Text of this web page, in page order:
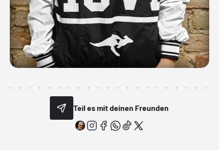
Teil es mit deinen Freunden